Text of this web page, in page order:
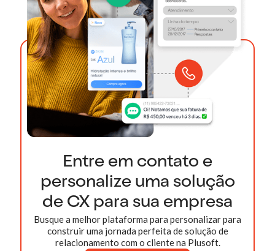
Entre em contato e
personalize uma solução
de CX para sua empresa
Busque a melhor plataforma para personalizar para
construir uma jornada perfeita de solução de
relacionamento com o cliente na Plusoft.